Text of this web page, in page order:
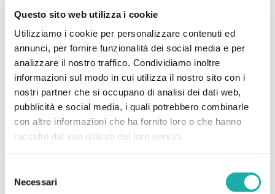
Questo sito web utilizza i cookie
Utilizziamo i cookie per personalizzare contenuti ed
annunci, per fornire funzionalità dei social media e per
analizzare il nostro traffico. Condividiamo inoltre
informazioni sul modo in cui utilizza il nostro sito con i
nostri partner che si occupano di analisi dei dati web,
pubblicità e social media, i quali potrebbero combinarle
con altre informazioni che ha fornito loro o che hanno
raccolto dal suo utilizzo dei loro servizi.
delNecessari
PARTENAIRE DE RÉALISATION
APRILE 2021
DATE D'ACHÈVEMENT